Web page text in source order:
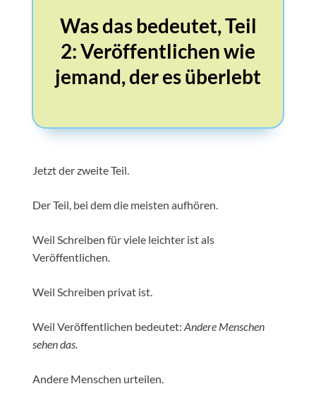
Was das bedeutet, Teil
2: Veröffentlichen wie
jemand, der es überlebt
Jetzt der zweite Teil.
Der Teil, bei dem die meisten aufhören.
Weil Schreiben für viele leichter ist als
Veröffentlichen.
Weil Schreiben privat ist.
Weil Veröffentlichen bedeutet: Andere Menschen
sehen das.
Andere Menschen urteilen.